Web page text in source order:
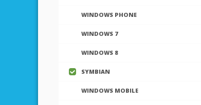
WINDOWS PHONE
WINDOWS 7
WINDOWS 8
SYMBIAN
WINDOWS MOBILE